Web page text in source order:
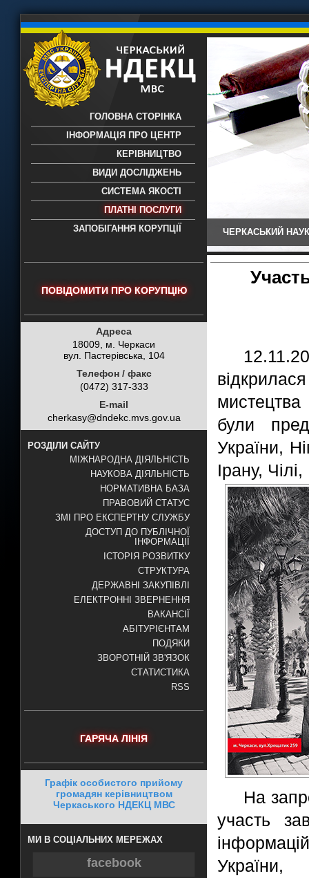
науково-дослідний експертно-
- проведення всих видів судових
експертиз
ГОЛОВНА СТОРІНКА
ІНФОРМАЦІЯ ПРО ЦЕНТР
КЕРІВНИЦТВО
ВИДИ ДОСЛІДЖЕНЬ
СИСТЕМА ЯКОСТІ
ПЛАТНІ ПОСЛУГИ
ЗАПОБІГАННЯ КОРУПЦІЇ
ЧЕРКАСЬКИЙ
ПОВІДОМИТИ ПРО КОРУПЦІЮ
Адреса
18009, м. Черкаси
вул. Пастерівська, 104
Телефон / факс
(0472) 317-333
E-mail
cherkasy@dndekc.mvs.gov.ua
РОЗДІЛИ САЙТУ
МІЖНАРОДНА ДІЯЛЬНІСТЬ
НАУКОВА ДІЯЛЬНІСТЬ
НОРМАТИВНА БАЗА
ПРАВОВИЙ СТАТУС
ЗМІ ПРО ЕКСПЕРТНУ СЛУЖБУ
ДОСТУП ДО ПУБЛІЧНОЇ
ІНФОРМАЦІЇ
ІСТОРІЯ РОЗВИТКУ
СТРУКТУРА
ДЕРЖАВНІ ЗАКУПІВЛІ
ЕЛЕКТРОННІ ЗВЕРНЕННЯ
ВАКАНСІЇ
АБІТУРІЄНТАМ
ПОДЯКИ
ЗВОРОТНІЙ ЗВ'ЯЗОК
СТАТИСТИКА
RSS
ГАРЯЧА ЛІНІЯ
Графік особистого прийому
громадян керівництвом
Черкаського НДЕКЦ МВС
МИ В СОЦІАЛЬНИХ МЕРЕЖАХ
facebook
були
України,
Ірану, Чілі,
На
участь